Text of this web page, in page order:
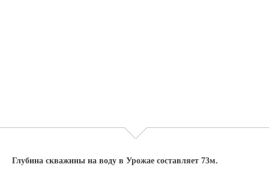
Глубина скважины на воду в Урожае составляет 73м.